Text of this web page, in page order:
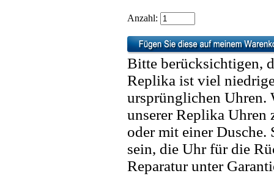
Anzahl:
Bitte berücksichtigen,
Replika ist viel
ursprünglichen Uhren.
unserer Replika Uhren
oder mit einer
sein, die Uhr für die
Reparatur unter